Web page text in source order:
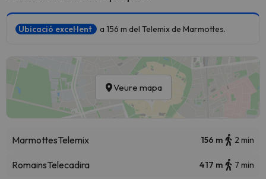
Ubicació excel·lent a 156 m del Telemix de Marmottes.
Veure mapa
MarmottesTelemix 156 m 2 min
RomainsTelecadira 417 m 7 min